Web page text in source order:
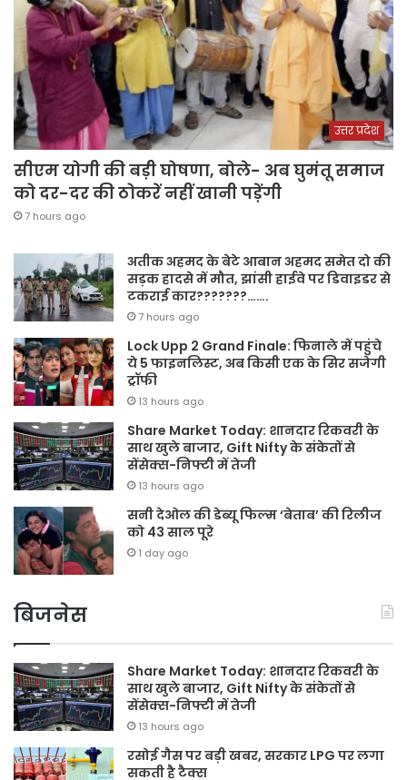
उत्तर प्रदेश
सीएम योगी की बड़ी घोषणा, बोले- अब घुमंतू समाज
को दर-दर की ठोकरें नहीं खानी पड़ेंगी
7 hours ago
अतीक अहमद के बेटे आबान अहमद समेत दो की
सड़क हादसे में मौत, झांसी हाईवे पर डिवाइडर से
टकराई कार???????…….
7 hours ago
Lock Upp 2 Grand Finale: फिनाले में पहुंचे
ये 5 फाइनलिस्ट, अब किसी एक के सिर सजेगी
ट्रॉफी
13 hours ago
Share Market Today: शानदार रिकवरी के
साथ खुले बाजार, Gift Nifty के संकेतों से
सेंसेक्स-निफ्टी में तेजी
13 hours ago
सनी देओल की डेब्यू फिल्म ‘बेताब’ की रिलीज
को 43 साल पूरे
1 day ago
बिजनेस
Share Market Today: शानदार रिकवरी के
साथ खुले बाजार, Gift Nifty के संकेतों से
सेंसेक्स-निफ्टी में तेजी
13 hours ago
रसोई गैस पर बड़ी खबर, सरकार LPG पर लगा
सकती है टैक्स